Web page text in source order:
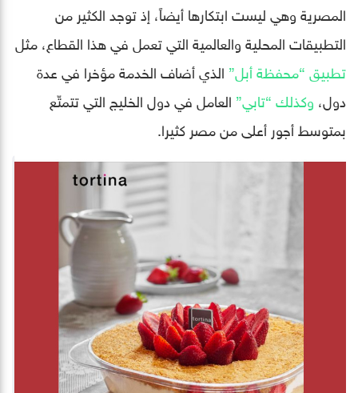
المصرية وهي ليست ابتكارها أيضاً، إذ توجد الكثير من
التطبيقات المحلية والعالمية التي تعمل في هذا القطاع، مثل
تطبيق “محفظة أبل” الذي أضاف الخدمة مؤخرا في عدة
دول، وكذلك “تابي” العامل في دول الخليج التي تتمتّع
بمتوسط أجور أعلى من مصر كثيرا.